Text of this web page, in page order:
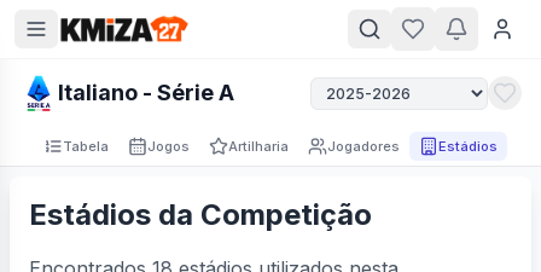
Italiano - Série A
Tabela Jogos Artilharia Jogadores Estádios
Estádios da Competição